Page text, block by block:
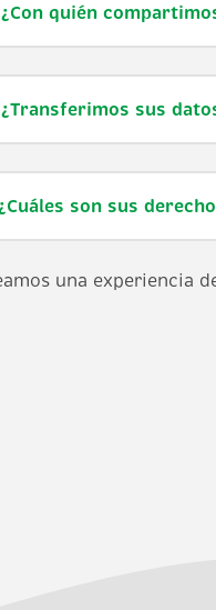
quién
sus
son sus
una experiencia